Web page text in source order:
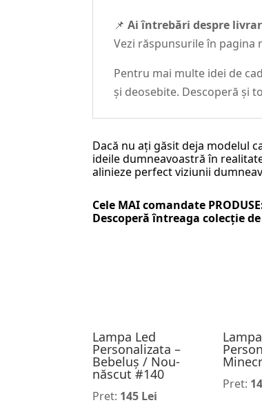
📌Ai întrebări despre
Vezi răspunsurile în pagina
Pentru mai multe idei de
și deosebite. Descoperă și
Dacă nu ați găsit deja modelul
ideile dumneavoastră în
alinieze perfect viziunii
Cele MAI comandate
Descoperă întreaga colecție de
Lampa Led
Personalizata –
Bebeluș / Nou-
născut #140
Pret: 145 Lei
Pret: